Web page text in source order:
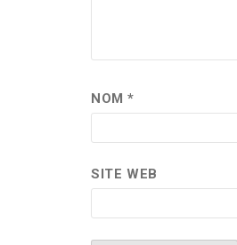
NOM*
SITE WEB